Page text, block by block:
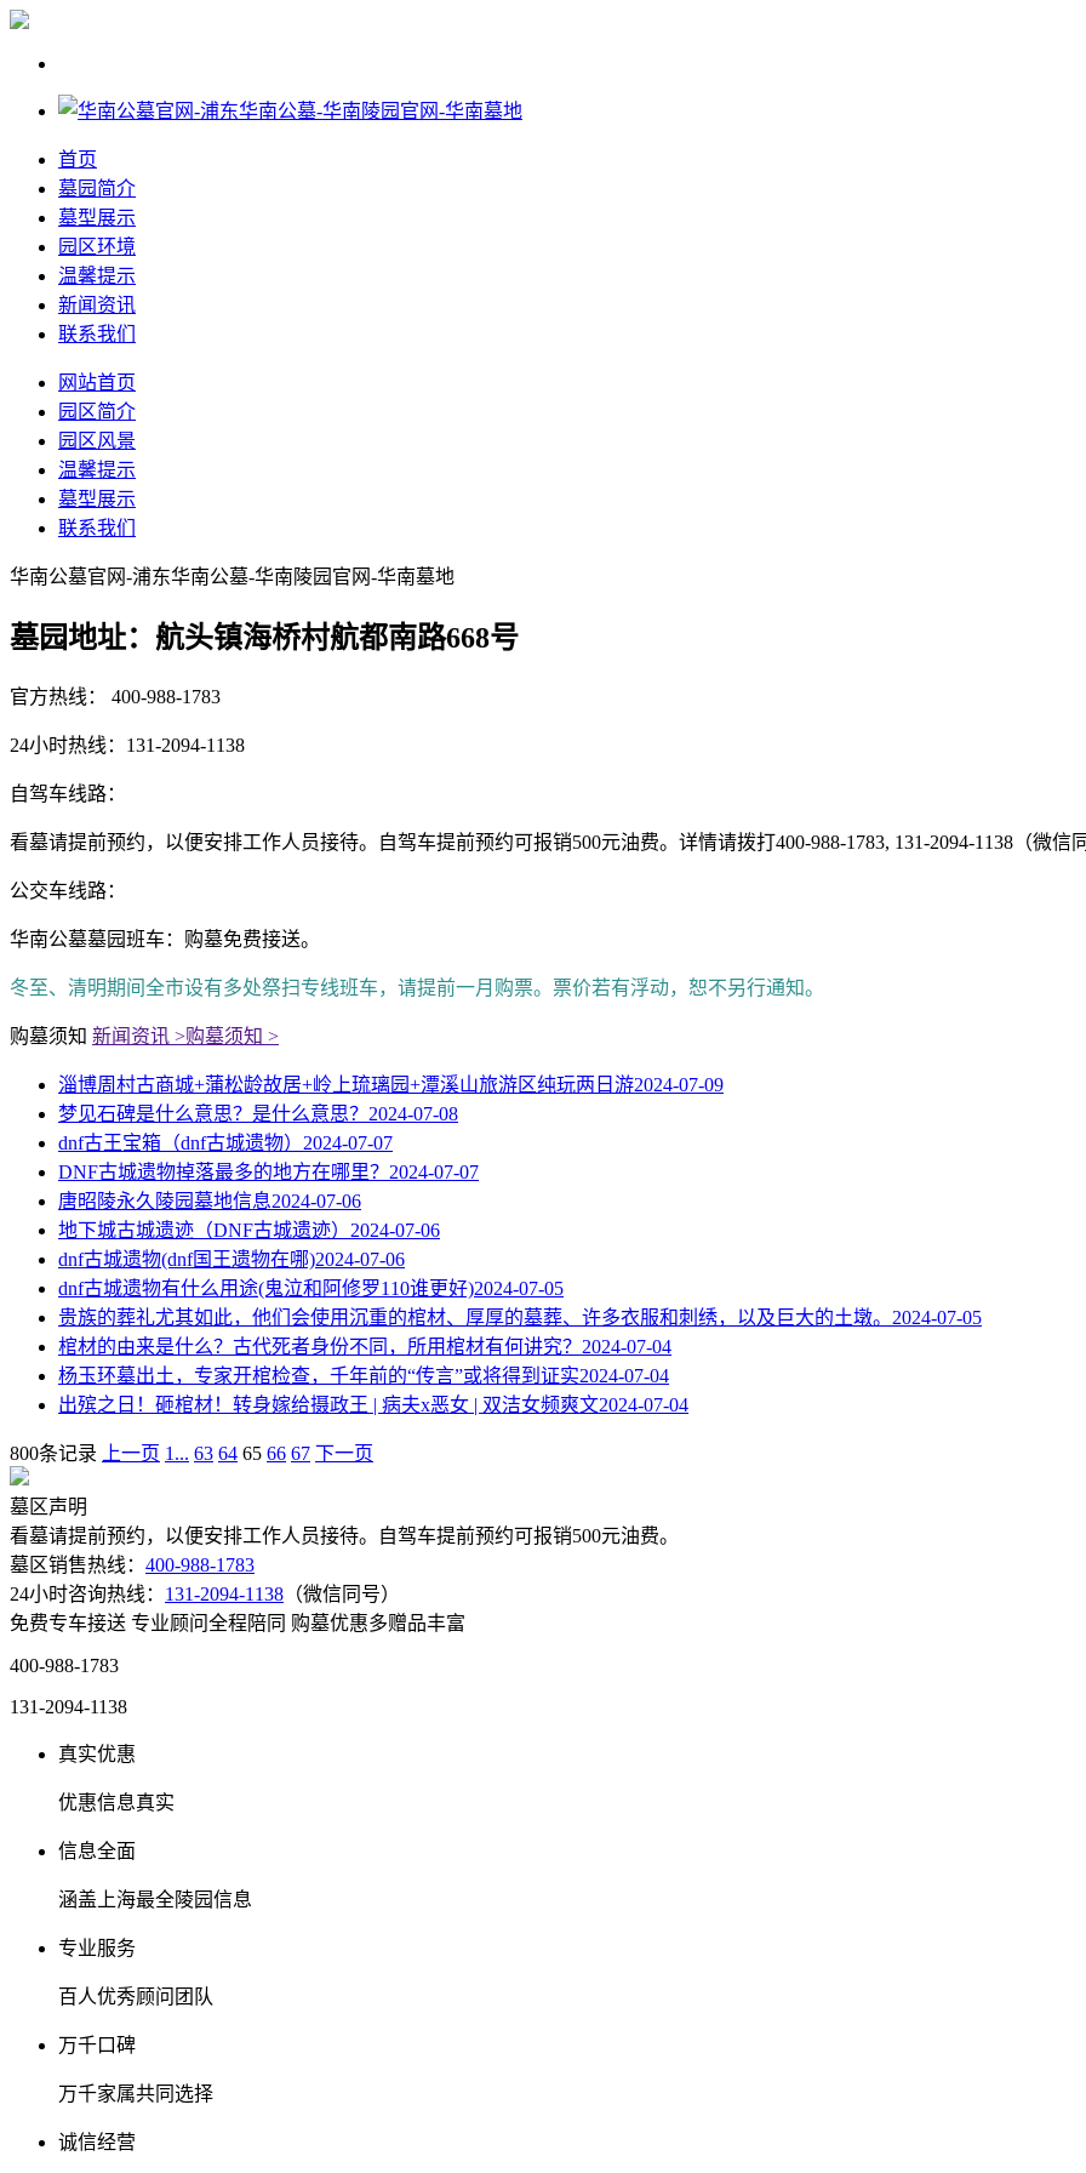
首页
墓园简介
墓型展示
园区环境
温馨提示
新闻资讯
联系我们
网站首页
园区简介
园区风景
温馨提示
墓型展示
联系我们
华南公墓官网-浦东华南公墓-华南陵园官网-华南墓地
墓园地址：航头镇海桥村航都南路668号
官方热线： 400-988-1783
24小时热线：131-2094-1138
自驾车线路：
看墓请提前预约，以便安排工作人员接待。自驾车提前预约可报销500元油费。详情请拨打400-988-1783, 131-2094-1138（微信
公交车线路：
华南公墓墓园班车：购墓免费接送。
冬至、清明期间全市设有多处祭扫专线班车，请提前一月购票。票价若有浮动，恕不另行通知。
购墓须知 新闻资讯 >购墓须知 >
淄博周村古商城+蒲松龄故居+岭上琉璃园+潭溪山旅游区纯玩两日游2024-07-09
梦见石碑是什么意思？是什么意思？ 2024-07-08
dnf古王宝箱（dnf古城遗物） 2024-07-07
DNF古城遗物掉落最多的地方在哪里？ 2024-07-07
唐昭陵永久陵园墓地信息2024-07-06
地下城古城遗迹（DNF古城遗迹） 2024-07-06
dnf古城遗物(dnf国王遗物在哪)2024-07-06
dnf古城遗物有什么用途(鬼泣和阿修罗110谁更好)2024-07-05
贵族的葬礼尤其如此，他们会使用沉重的棺材、厚厚的墓葬、许多衣服和刺绣，以及巨大的土墩。 2024-07-05
棺材的由来是什么？古代死者身份不同，所用棺材有何讲究？ 2024-07-04
杨玉环墓出土，专家开棺检查，千年前的“传言”或将得到证实2024-07-04
出殡之日！砸棺材！转身嫁给摄政王 | 病夫x恶女 | 双洁女频爽文2024-07-04
800条记录 上一页 1... 63 64 65 66 67 下一页
墓区声明
看墓请提前预约，以便安排工作人员接待。自驾车提前预约可报销500元油费。
墓区销售热线： 400-988-1783
24小时咨询热线： 131-2094-1138 （微信同号）
免费专车接送 专业顾问全程陪同 购墓优惠多赠品丰富
400-988-1783
131-2094-1138
真实优惠
优惠信息真实
信息全面
涵盖上海最全陵园信息
专业服务
百人优秀顾问团队
万千口碑
万千家属共同选择
诚信经营